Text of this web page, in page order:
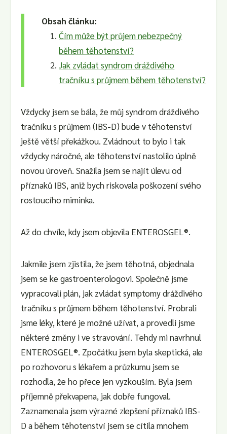
Obsah článku:
Čím může být průjem nebezpečný
během těhotenství?
Jak zvládat syndrom dráždivého
tračníku s průjmem během těhotenství?
Vždycky jsem se bála, že můj syndrom dráždivého
tračníku s průjmem (IBS-D) bude v těhotenství
ještě větší překážkou. Zvládnout to bylo i tak
vždycky náročné, ale těhotenství nastolilo úplně
novou úroveň. Snažila jsem se najít úlevu od
příznaků IBS, aniž bych riskovala poškození svého
rostoucího miminka.
Až do chvíle, kdy jsem objevila ENTEROSGEL®.
Jakmile jsem zjistila, že jsem těhotná, objednala
jsem se ke gastroenterologovi. Společně jsme
vypracovali plán, jak zvládat symptomy dráždivého
tračníku s průjmem během těhotenství. Probrali
jsme léky, které je možné užívat, a provedli jsme
některé změny i ve stravování. Tehdy mi navrhnul
ENTEROSGEL®. Zpočátku jsem byla skeptická, ale
po rozhovoru s lékařem a průzkumu jsem se
rozhodla, že ho přece jen vyzkouším. Byla jsem
příjemně překvapena, jak dobře fungoval.
Zaznamenala jsem výrazné zlepšení příznaků IBS-
D a během těhotenství jsem se cítila mnohem